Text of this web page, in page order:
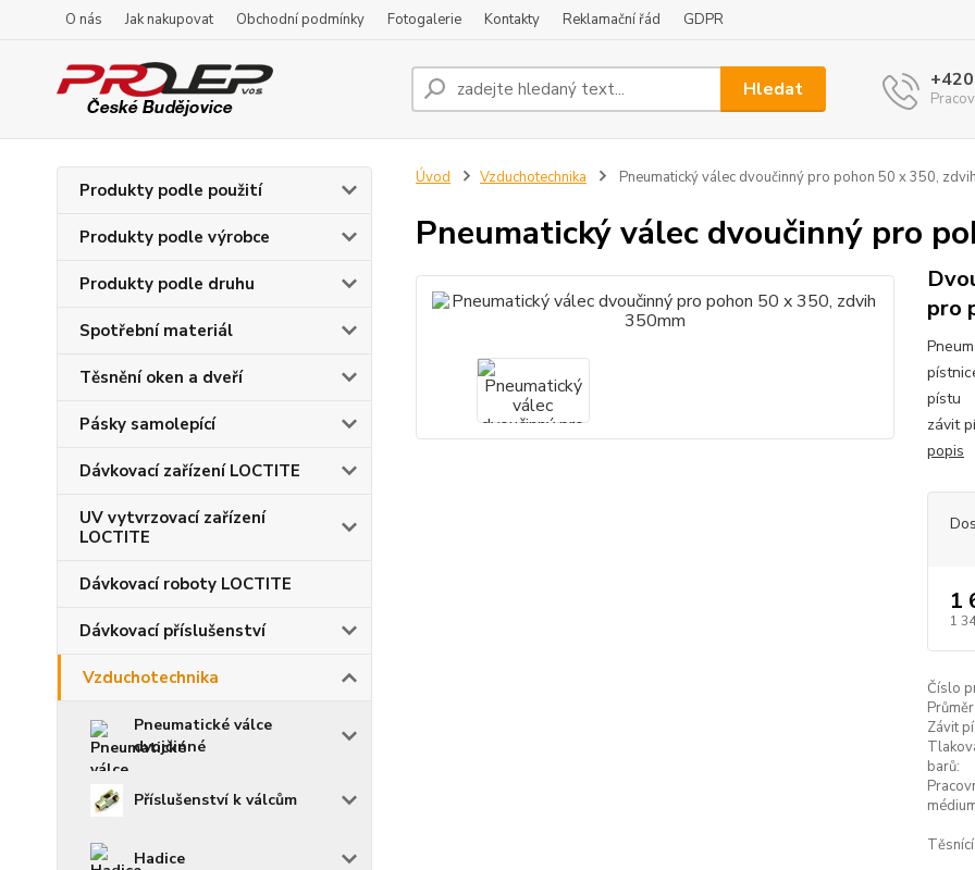
O nás Jak nakupovat Obchodní podmínky Fotogalerie Kontakty Reklamační řád GDPR
Hledat
Produkty podle použití
Produkty podle výrobce
Produkty podle druhu
Spotřební materiál
Těsnění oken a dveří
Pásky samolepící
Dávkovací zařízení LOCTITE
UV vytvrzovací zařízení
LOCTITE
Dávkovací roboty LOCTITE
Dávkovací příslušenství
Vzduchotechnika
Pneumatické válce
dvojčinné
Příslušenství k válcům
Hadice
Úvod Vzduchotechnika Pneumatický válec dvoučinný pro pohon 50 x 350,
Pneumatický válec dvoučinný pro
pro
popis
1
1
Číslo
Závit
barů: